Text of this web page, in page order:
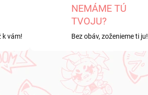
k vám!
NEMÁME TÚ
TVOJU?
Bez obáv, zoženieme ti ju!